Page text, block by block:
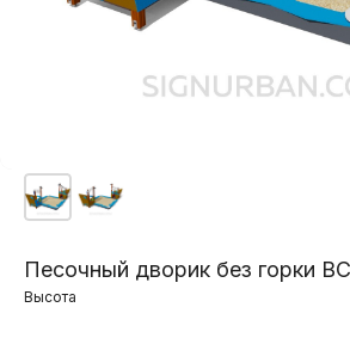
Песочный дворик без горки
Высота